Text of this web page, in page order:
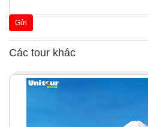
Gửi
Các tour khác